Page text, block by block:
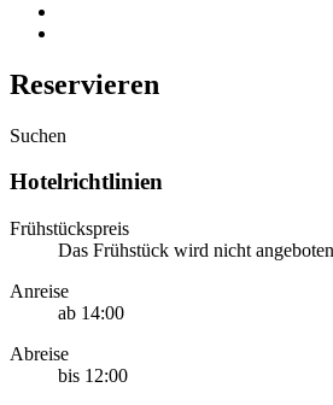
Reservieren
Suchen
Hotelrichtlinien
Frühstückspreis
Das Frühstück wird nicht
Anreise
ab 14:00
Abreise
bis 12:00